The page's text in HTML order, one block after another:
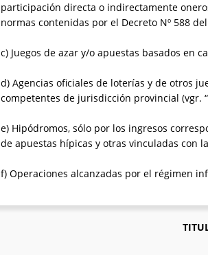
participación directa o indirectamente
normas contenidas por el Decreto Nº 588
c) Juegos de azar y/o apuestas basados en
d) Agencias oficiales de loterías y de otros
competentes de jurisdicción provincial (vgr.
e) Hipódromos, sólo por los ingresos
de apuestas hípicas y otras vinculadas con
f) Operaciones alcanzadas por el régimen